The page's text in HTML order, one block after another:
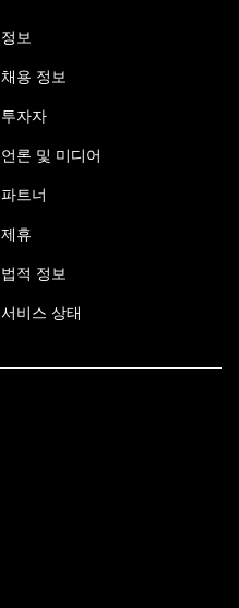
정보
채용 정보
투자자
언론 및 미디어
파트너
제휴
법적 정보
서비스 상태